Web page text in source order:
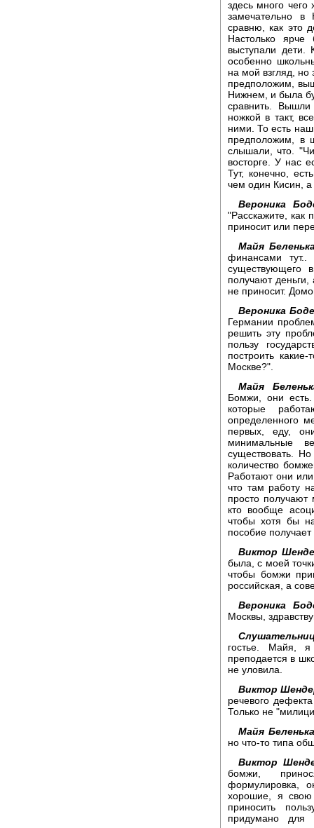
здесь много
замечательно
сравню, как это
Настолько
выступали дети.
особенно
на мой взгляд,
предположим,
Нижнем, и была
сравнить.
ножкой в такт,
ними. То есть
предположим, в
слышали, что.
восторге. У нас
Тут, конечно,
чем один Кисин, а
Вероника
"Расскажите, как
приносит или
Майя
финансами
существующего
получают
не приносит.
Вероника
Германии
решить эту
пользу
построить
Москве?".
Майя
Бомжи, они
которые
определенного
первых, еду,
минимальные
существовать.
количество
Работают они
что там работу
просто
кто вообще
чтобы хотя бы
пособие
Виктор
была, с моей
чтобы бомжи
российская, а
Вероника
Москвы,
гостье. Майя,
преподается в
не уловила.
Виктор
речевого
Только не
Майя
но что-то типа
Виктор
бомжи,
формулировка,
хорошие, я
приносить
придумано для